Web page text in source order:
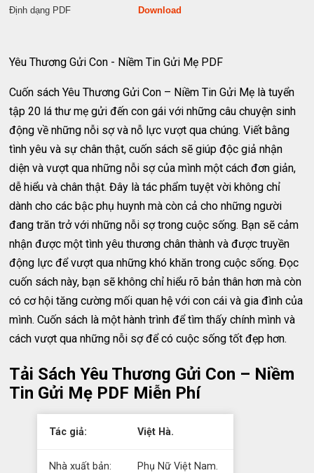
Định dạng PDF Download
Yêu Thương Gửi Con - Niềm Tin Gửi Mẹ PDF
Cuốn sách Yêu Thương Gửi Con – Niềm Tin Gửi Mẹ là tuyển
tập 20 lá thư mẹ gửi đến con gái với những câu chuyện sinh
động về những nỗi sợ và nỗ lực vượt qua chúng. Viết bằng
tình yêu và sự chân thật, cuốn sách sẽ giúp độc giả nhận
diện và vượt qua những nỗi sợ của mình một cách đơn giản,
dễ hiểu và chân thật. Đây là tác phẩm tuyệt vời không chỉ
dành cho các bậc phụ huynh mà còn cả cho những người
đang trăn trở với những nỗi sợ trong cuộc sống. Bạn sẽ cảm
nhận được một tình yêu thương chân thành và được truyền
động lực để vượt qua những khó khăn trong cuộc sống. Đọc
cuốn sách này, bạn sẽ không chỉ hiểu rõ bản thân hơn mà còn
có cơ hội tăng cường mối quan hệ với con cái và gia đình của
mình. Cuốn sách là một hành trình để tìm thấy chính mình và
cách vượt qua những nỗi sợ để có cuộc sống tốt đẹp hơn.
Tải Sách Yêu Thương Gửi Con – Niềm
Tin Gửi Mẹ PDF Miễn Phí
Tác giả: Việt Hà.
Nhà xuất bản: Phụ Nữ Việt Nam.